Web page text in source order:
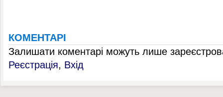
КОМЕНТАРІ
Залишати коментарі можуть лише
Реєстрація, Вхід